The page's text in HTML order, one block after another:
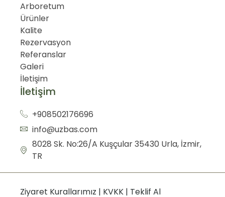
Arboretum
Ürünler
Kalite
Rezervasyon
Referanslar
Galeri
İletişim
İletişim
+908502176696
info@uzbas.com
8028 Sk. No:26/A Kuşçular 35430 Urla, İzmir,
TR
Ziyaret Kurallarımız | KVKK| Teklif Al